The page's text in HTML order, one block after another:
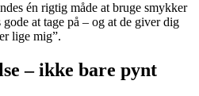
én rigtig måde at bruge smykker
at tage på – og at de giver dig
lige mig”.
– ikke bare pynt